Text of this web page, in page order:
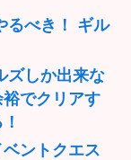
るべき！ ギル
ズしか出来な
でクリアす
ベントクエス